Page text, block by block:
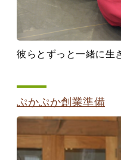
彼らとずっと一緒に生
ぷかぷか創業準備